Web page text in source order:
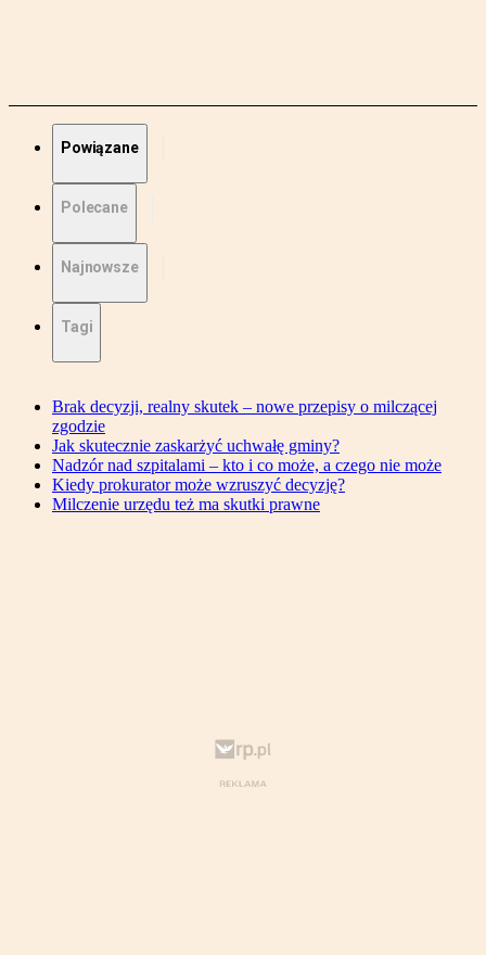
Powiązane
Polecane
Najnowsze
Tagi
Brak decyzji, realny skutek – nowe przepisy o milczącej
zgodzie
Jak skutecznie zaskarżyć uchwałę gminy?
Nadzór nad szpitalami – kto i co może, a czego nie może
Kiedy prokurator może wzruszyć decyzję?
Milczenie urzędu też ma skutki prawne